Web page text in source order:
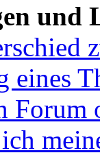
und
eines
Forum